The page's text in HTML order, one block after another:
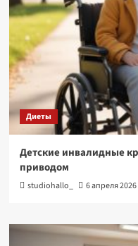
Диеты
Детские инвалидные
приводом
studiohallo_ 6 апреля 2026